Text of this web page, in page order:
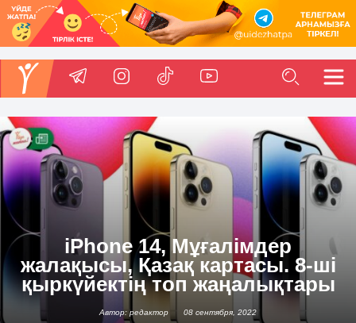
iPhone 14, Мұғалімдер
жалақысы, Қазақ картасы. 8-ші
қыркүйектің топ жаңалықтары
Автор: редактор 08 сентября, 2022